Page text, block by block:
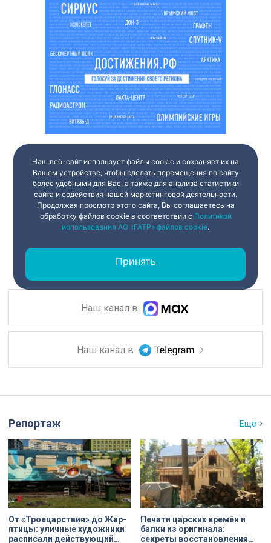
Наш канал в
Наш канал в
Репортаж Ещё
От «Троецарствия» до Жар-
птицы: уличные художники
расписали действующий
Печати царских времён и
балки из оригинала:
секреты восстановления
Наш веб-сайт использует файлы cookie и сохраняет их на
Вашем устройстве, чтобы сделать перемещения по сайту
более удобными для Вас, а также для анализа статистики
сайта и содействия нашей маркетинговой деятельности.
Продолжая просмотр этого сайта, Вы соглашаетесь на
обработку файлов cookie в соответствии с Политикой
использования АО «ГАТР» файлов cookie.
Принять